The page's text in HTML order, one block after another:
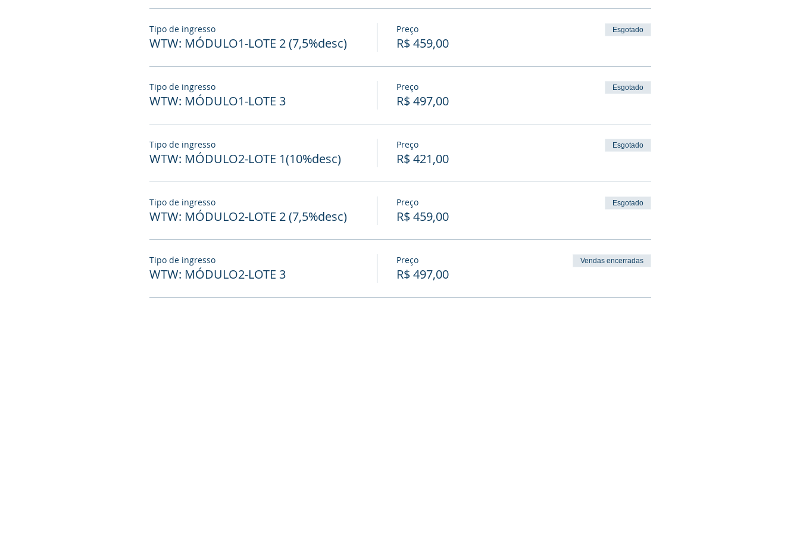
Tipo de ingresso
WTW: MÓDULO1-LOTE 2 (7,5%desc)
Preço
R$ 459,00
Esgotado
Tipo de ingresso
WTW: MÓDULO1-LOTE 3
Preço
R$ 497,00
Esgotado
Tipo de ingresso
WTW: MÓDULO2-LOTE 1(10%desc)
Preço
R$ 421,00
Esgotado
Tipo de ingresso
WTW: MÓDULO2-LOTE 2 (7,5%desc)
Preço
R$ 459,00
Esgotado
Tipo de ingresso
WTW: MÓDULO2-LOTE 3
Preço
R$ 497,00
Vendas encerradas